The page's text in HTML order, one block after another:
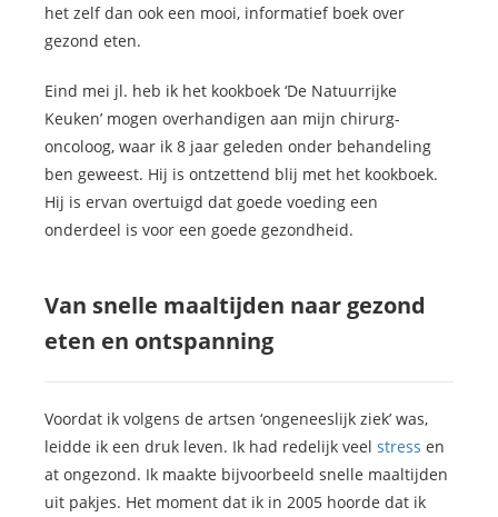
het zelf dan ook een mooi, informatief boek over
gezond eten.
Eind mei jl. heb ik het kookboek ‘De Natuurrijke
Keuken’ mogen overhandigen aan mijn chirurg-
oncoloog, waar ik 8 jaar geleden onder behandeling
ben geweest. Hij is ontzettend blij met het kookboek.
Hij is ervan overtuigd dat goede voeding een
onderdeel is voor een goede gezondheid.
Van snelle maaltijden naar gezond
eten en ontspanning
Voordat ik volgens de artsen ‘ongeneeslijk ziek’ was,
leidde ik een druk leven. Ik had redelijk veel stress en
at ongezond. Ik maakte bijvoorbeeld snelle maaltijden
uit pakjes. Het moment dat ik in 2005 hoorde dat ik